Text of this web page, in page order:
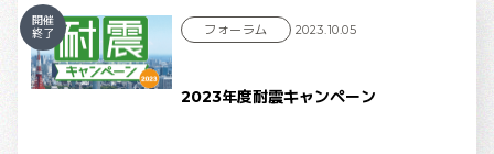
開催
終了
2023年度耐震キャンペーン
フォーラム 2023.10.05